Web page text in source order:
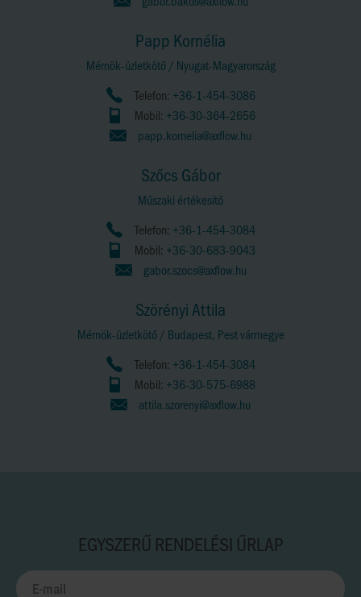
Papp Kornélia
Mérnök-üzletkötő / Nyugat-Magyarország
Telefon: +36-1-454-3086
Mobil: +36-30-364-2656
papp.kornelia@axflow.hu
Szőcs Gábor
Műszaki értékesítő
Telefon: +36-1-454-3084
Mobil: +36-30-683-9043
gabor.szocs@axflow.hu
Szörényi Attila
Mérnök-üzletkötő / Budapest, Pest vármegye
Telefon: +36-1-454-3084
Mobil: +36-30-575-6988
attila.szorenyi@axflow.hu
EGYSZERŰ RENDELÉSI ŰRLAP